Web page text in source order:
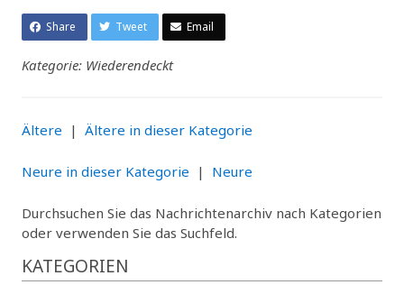
Share Tweet Email
Kategorie: Wiederendeckt
Ältere | Ältere in dieser Kategorie
Neure in dieser Kategorie | Neure
Durchsuchen Sie das Nachrichtenarchiv nach Kategorien
oder verwenden Sie das Suchfeld.
KATEGORIEN